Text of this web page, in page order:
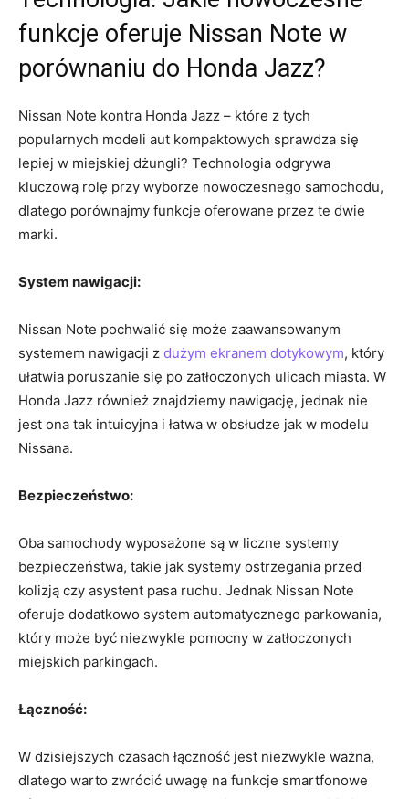
⁣funkcje ⁤oferuje Nissan ⁣Note w⁣
porównaniu do Honda‍ Jazz?
Nissan Note kontra Honda Jazz – które z tych
⁤popularnych modeli⁢ aut ‍kompaktowych ⁤sprawdza się‌
lepiej w miejskiej⁢ dżungli?​ Technologia odgrywa
kluczową rolę przy wyborze nowoczesnego‌ samochodu,⁣
dlatego porównajmy⁣ funkcje ‌oferowane przez ⁣te dwie
marki.
System nawigacji:
Nissan Note pochwalić⁣ się​ może zaawansowanym ​
systemem nawigacji z dużym ekranem dotykowym, ⁣który
‌ułatwia poruszanie się po zatłoczonych ulicach miasta. W
Honda Jazz​ również znajdziemy nawigację, jednak nie
⁢jest ona tak ⁣intuicyjna i łatwa w obsłudze jak⁣ w ⁢modelu
Nissana.
Bezpieczeństwo:
Oba samochody wyposażone są w liczne ‍systemy
bezpieczeństwa, takie jak⁢ systemy‌ ostrzegania‌ przed⁣
kolizją czy ⁤asystent pasa ruchu. Jednak Nissan Note
oferuje dodatkowo system automatycznego parkowania,
który może ⁤być ‌niezwykle pomocny w ‍zatłoczonych
miejskich parkingach.
Łączność:
W dzisiejszych czasach łączność jest niezwykle ​ważna,‍
dlatego‍ warto zwrócić uwagę na funkcje‌ smartfonowe